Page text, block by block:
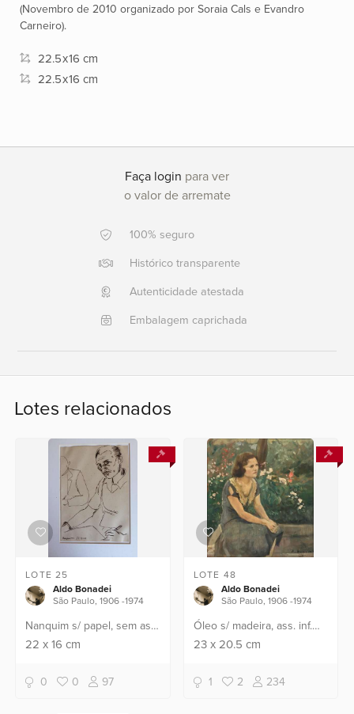
Ajuda?
6894
99686
6894
Fale
conosco
(Novembro de 2010 organizado por Soraia Cals e Evandro
Carneiro).
22.5x16 cm
22.5x16 cm
Faça login para ver
o valor de arremate
100% seguro
Histórico transparente
Autenticidade atestada
Embalagem caprichada
Lotes relacionados
LOTE 25
Aldo Bonadei
São Paulo, 1906 -1974
Nanquim s/ papel, sem ass.
dat. 27/08/1945 e sit.
Reproduzido sob o n. 6 no
catálogo Ateliê Bona...
22x 16cm
0 0 97
LOTE 48
Aldo Bonadei
São Paulo, 1906 -1974
Óleo s/ madeira, ass. inf.
dir. e catalogado sob o n.
Reproduzido sob o n. 18
no catálogo Ate...
23 x20.5 cm
1 2 234